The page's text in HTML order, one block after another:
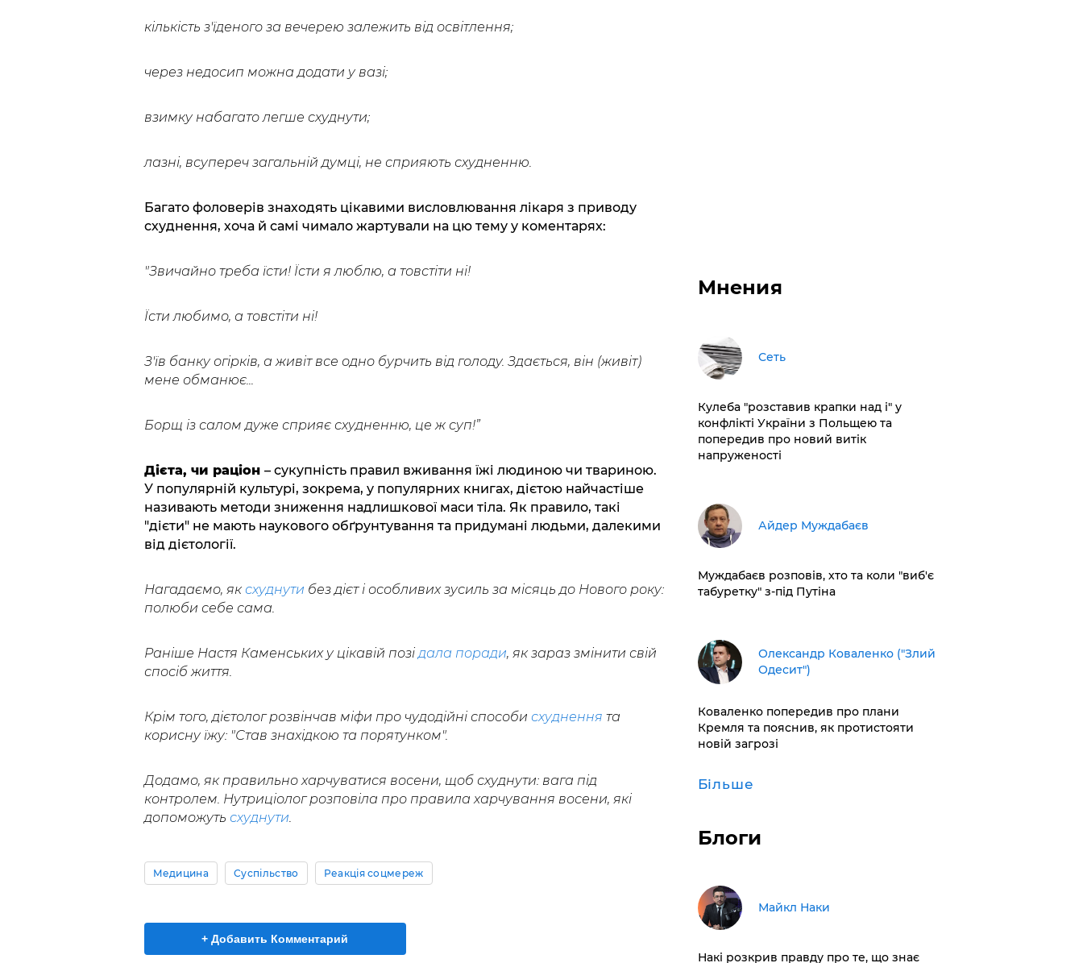
кількість з'їденого за вечерею залежить від освітлення;
через недосип можна додати у вазі;
взимку набагато легше схуднути;
лазні, всупереч загальній думці, не сприяють схудненню.
Багато фоловерів знаходять цікавими висловлювання лікаря з приводу
схуднення, хоча й самі чимало жартували на цю тему у коментарях:
"Звичайно треба їсти! Їсти я люблю, а товстіти ні!
Їсти любимо, а товстіти ні!
З'їв банку огірків, а живіт все одно бурчить від голоду. Здається, він (живіт)
мене обманює...
Борщ із салом дуже сприяє схудненню, це ж суп!”
Дієта, чи раціон – сукупність правил вживання їжі людиною чи твариною.
У популярній культурі, зокрема, у популярних книгах, дієтою найчастіше
називають методи зниження надлишкової маси тіла. Як правило, такі
"дієти" не мають наукового обґрунтування та придумані людьми, далекими
від дієтології.
Нагадаємо, яксхуднути без дієт і особливих зусиль за місяць до Нового року:
полюби себе сама.
Раніше Настя Каменських у цікавій позідала поради, як зараз змінити свій
спосіб життя.
Крім того, дієтолог розвінчав міфи про чудодійні способи схуднення та
корисну їжу: "Став знахідкою та порятунком".
Додамо, як правильно харчуватися восени, щоб схуднути: вага під
контролем. Нутриціолог розповіла про правила харчування восени, які
допоможуть схуднути
Медицина Суспільство Реакція соцмереж
+ Добавить Комментарий
Мнения
Сеть
Кулеба "розставив крапки над і" у
конфлікті України з Польщею та
попередив про новий витік
напруженості
Айдер Муждабаєв
Муждабаєв розповів, хто та коли "виб'є
табуретку" з-під Путіна
Олександр Коваленко ("Злий
Одесит")
Коваленко попередив про плани
Кремля та пояснив, як протистояти
новій загрозі
Більше
Блоги
Майкл Наки
Накі розкрив правду про те, що знає